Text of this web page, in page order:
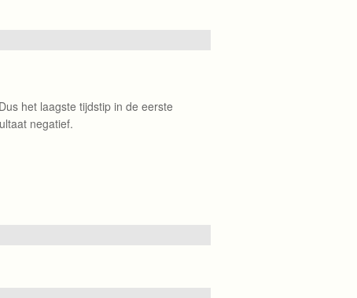
het laagste tijdstip in de eerste
negatief.